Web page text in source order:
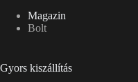
Magazin
Bolt
Gyors kiszállítás